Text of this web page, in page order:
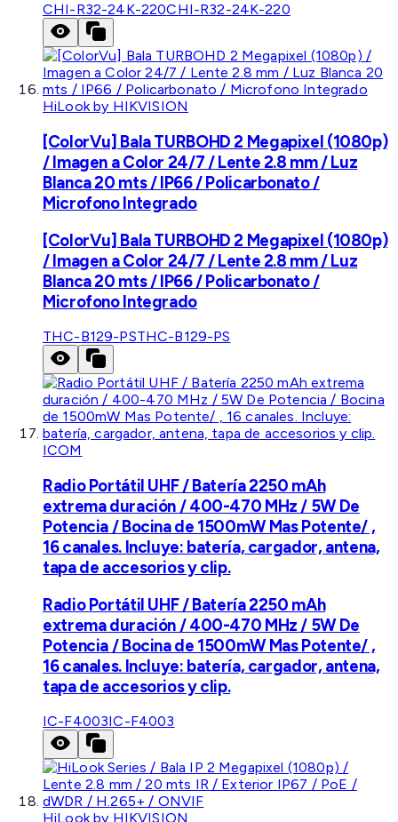
CHI-R32-24K-220CHI-R32-24K-220
HiLook by HIKVISION
[ColorVu] Bala TURBOHD 2 Megapixel (1080p)
/ Imagen a Color 24/7 / Lente 2.8 mm / Luz
Blanca 20 mts / IP66 / Policarbonato /
Microfono Integrado
[ColorVu] Bala TURBOHD 2 Megapixel (1080p)
/ Imagen a Color 24/7 / Lente 2.8 mm / Luz
Blanca 20 mts / IP66 / Policarbonato /
Microfono Integrado
THC-B129-PSTHC-B129-PS
ICOM
Radio Portátil UHF / Batería 2250 mAh
extrema duración / 400-470 MHz / 5W De
Potencia / Bocina de 1500mW Mas Potente/ ,
16 canales. Incluye: batería, cargador, antena,
tapa de accesorios y clip.
Radio Portátil UHF / Batería 2250 mAh
extrema duración / 400-470 MHz / 5W De
Potencia / Bocina de 1500mW Mas Potente/ ,
16 canales. Incluye: batería, cargador, antena,
tapa de accesorios y clip.
IC-F4003IC-F4003
HiLook by HIKVISION